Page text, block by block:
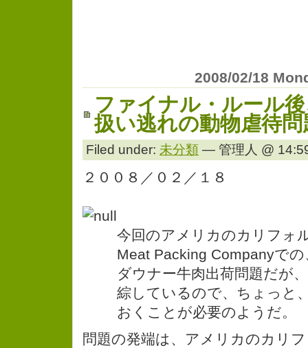
2008/02/18
ファイナル・ルール
扱い逃れの動物虐待問
Filed under: 未分類 — 管理人 @
２００８／０２／１８
今回のアメリカのカリフォ
Meat Packing Companyで
ダウナー牛肉出荷問題だが
綜しているので、ちょっと
おくことが必要のようだ。
問題の発端は、アメリカのカリ